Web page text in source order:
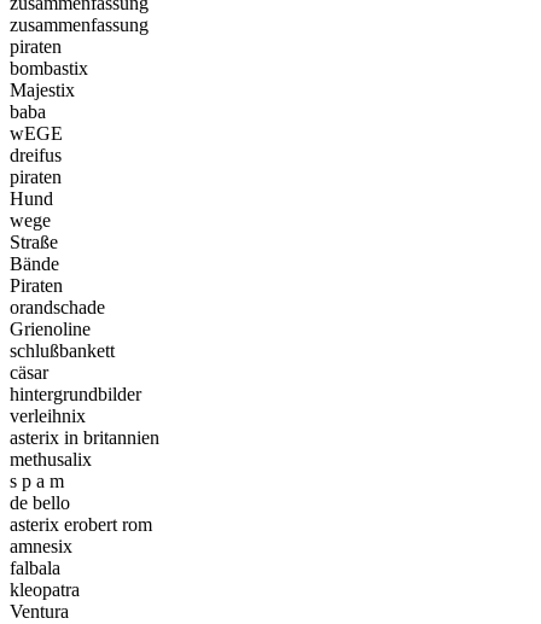
zusammenfassung
piraten
bombastix
Majestix
baba
wEGE
dreifus
piraten
Hund
wege
Straße
Bände
Piraten
orandschade
Grienoline
schlußbankett
cäsar
hintergrundbilder
verleihnix
asterix in britannien
methusalix
s p a m
de bello
asterix erobert rom
amnesix
falbala
kleopatra
Ventura